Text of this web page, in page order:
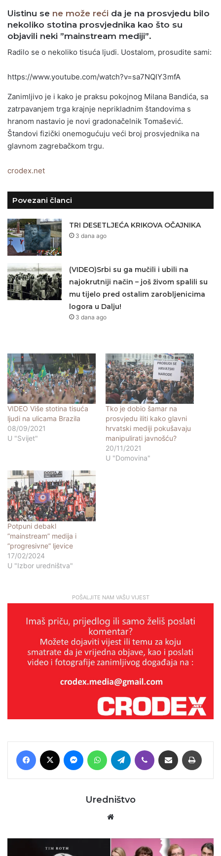
Uistinu se ne može reći da je na prosvjedu bilo
nekoliko stotina prosvjednika kao što su
objavili neki ”mainstream mediji”.
Radilo se o nekoliko tisuća ljudi. Uostalom, prosudite sami:
https://www.youtube.com/watch?v=sa7NQIY3mfA
Zanimljivo je i kako je praksu pokojnog Milana Bandića, sa
zatrpavanjem trga krajnje neprikladnim štandovima s
hranom nastavio je novi gradonačelnik Tomašević.
Štandovi fizički onemogućuju veći broj prosvjednika na
glavnom zagrebačkom trgu.
crodex.net
Povezani članci
TRI DESETLJEĆA KRIKOVA OČAJNIKA
3 dana ago
(VIDEO)Srbi su ga mučili i ubili na
najokrutniji način – još živom spalili su
mu tijelo pred ostalim zarobljenicima
logora u Dalju!
3 dana ago
VIDEO Više stotina tisuća
ljudi na ulicama Brazila
08/09/2021
U "Svijet"
Tko je dobio šamar na
prosvjedu iliti kako glavni
hrvatski mediji pokušavaju
manipulirati javnošću?
20/11/2021
U "Domovina"
Potpuni debakl
”mainstream” medija i
”progresivne” ljevice
17/02/2024
U "Izbor uredništva"
POŠALJITE NAM VAŠU VIJEST
Facebook MessengerWhatsAppTelegram Viber Podijeli putem E-maila
Uredništvo